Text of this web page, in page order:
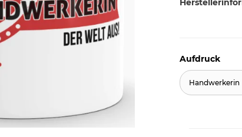
Aufdruck
Handwerkerin